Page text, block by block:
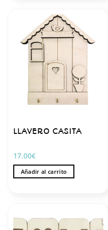
LLAVERO CASITA
17.00€
Añadir al carrito